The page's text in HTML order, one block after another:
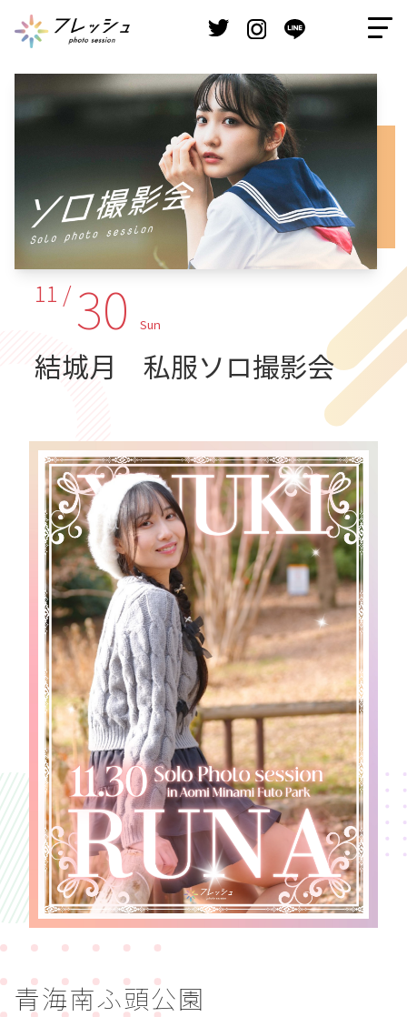
11 / 30Sun
結城月 私服ソロ撮影会
青海南ふ頭公園